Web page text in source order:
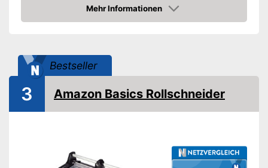
Klingenschnitt
-
Ergonomischer Griff
Schneidematte inklusive
Aufhängeöse
Mehr Informationen
Amazon
Bestseller
3 Amazon Basics Rollschneider